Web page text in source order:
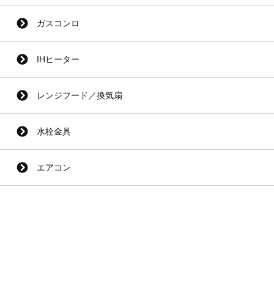
ガスコンロ
IHヒーター
レンジフード／換気扇
水栓金具
エアコン